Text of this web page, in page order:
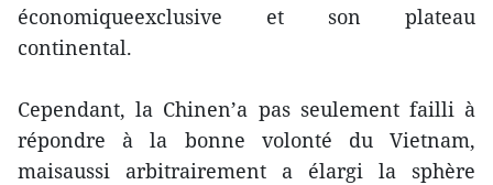
économiqueexclusive et son plateau
continental.
Cependant, la Chinen’a pas seulement failli à
répondre à la bonne volonté du Vietnam,
maisaussi arbitrairement a élargi la sphère